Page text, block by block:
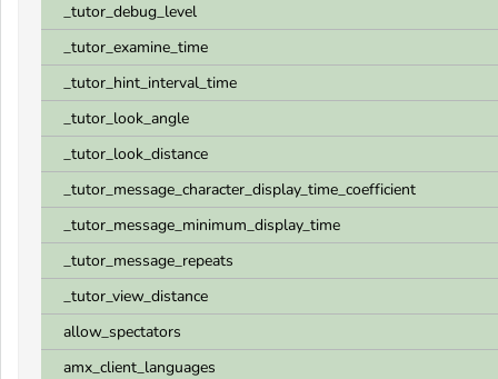
_tutor_debug_level
_tutor_examine_time
_tutor_hint_interval_time
_tutor_look_angle
_tutor_look_distance
_tutor_message_character_display_time_coefficient
_tutor_message_minimum_display_time
_tutor_message_repeats
_tutor_view_distance
allow_spectators
amx_client_languages